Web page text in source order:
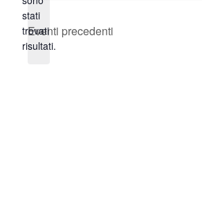
Notice
stati
trovati
risultati.
Eventi precedenti